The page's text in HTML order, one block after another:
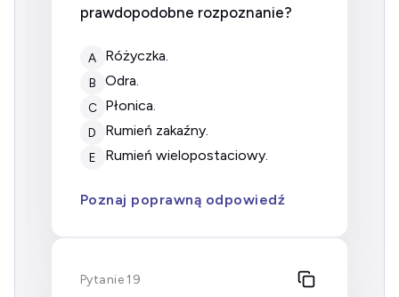
prawdopodobne rozpoznanie?
A różyczka.
B odra.
C płonica.
D rumień zakaźny.
E rumień wielopostaciowy.
Poznaj poprawną odpowiedź
Pytanie 19